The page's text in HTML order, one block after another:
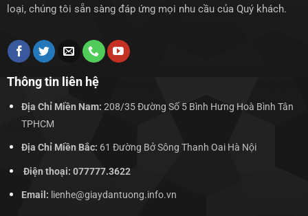
loại, chúng tôi sẵn sàng đáp ứng mọi nhu cầu của Quý khách.
Thông tin liên hệ
Địa Chỉ Miền Nam: 208/35 Đường Số 5 Bình Hưng Hoà Bình Tân
TPHCM
Địa Chỉ Miền Bắc: 61 Đường Bở Sông Thanh Oai Hà Nội
Điện thoại: 077777.3622
Email: lienhe@giaydantuong.info.vn